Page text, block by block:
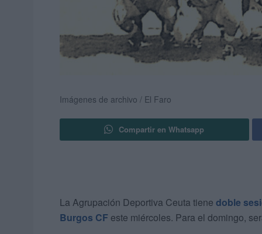
Imágenes de archivo / El Faro
Compartir en Whatsapp
La Agrupación Deportiva Ceuta tiene doble
Burgos CF este miércoles. Para el domingo,